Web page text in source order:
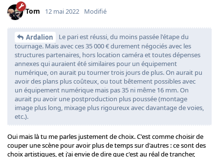
Tom 12 mai 2022 Modifié
Ardalion
Le pari est réussi, du moins passée l'étape du
tournage. Mais avec ces 35 000 € durement négociés avec les
structures partenaires, hors location caméra et toutes dépenses
annexes qui auraient été similaires pour un équipement
numérique, on aurait pu tourner trois jours de plus. On aurait pu
avoir des plans plus coûteux, ou tout bêtement possibles avec
un équipement numérique mais pas 35 ni même 16 mm. On
aurait pu avoir une postproduction plus poussée (montage
image plus long, mixage plus rigoureux avec davantage de voies,
etc.).
Oui mais là tu me parles justement de choix. C'est comme choisir de
couper une scène pour avoir plus de temps sur d'autres : ce sont des
choix artistiques, et j'ai envie de dire que c'est au réal de trancher,